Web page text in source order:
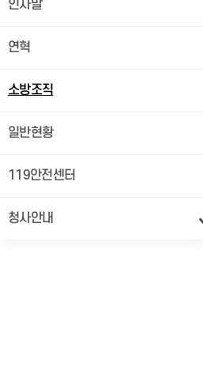
인사말
연혁
소방조직
일반현황
119안전센터
청사안내